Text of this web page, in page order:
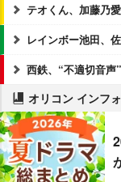
テオくん、加藤乃
レインボー池田、
西鉄、“不適切音声
オリコン インフ